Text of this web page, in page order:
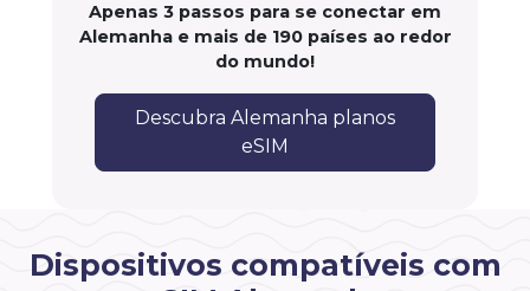
Apenas 3 passos para se conectar em
Alemanha e mais de 190 países ao redor
do mundo!
Descubra Alemanha planos
eSIM
Dispositivos compatíveis com